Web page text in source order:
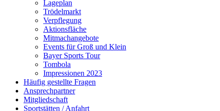
Lageplan
Trödelmarkt
Verpflegung
Aktionsfläche
Mitmachangebote
Events für Groß und Klein
Bayer Sports Tour
Tombola
Impressionen 2023
Häufig gestellte Fragen
Ansprechpartner
Mitgliedschaft
Sportstätten / Anfahrt